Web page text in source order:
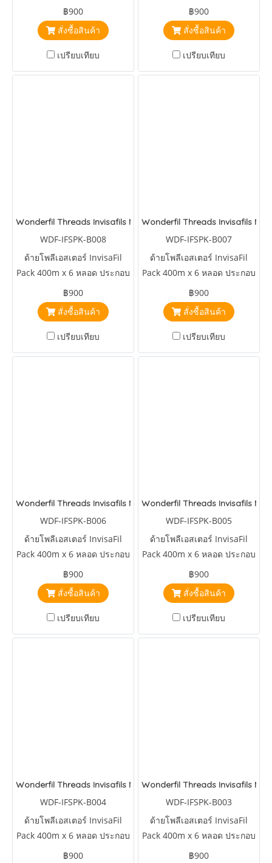
ด้วยสี
฿900
สั่งซื้อสินค้า
เปรียบเทียบ
ด้วยสี
฿900
สั่งซื้อสินค้า
เปรียบเทียบ
Wonderfil Threads Invisafils Mini Pack Deepest Delectable
WDF-IFSPK-B008
ด้ายโพลีเอสเตอร์ InvisaFil
Pack 400m x 6 หลอด ประกอบ
ด้วยสี
฿900
สั่งซื้อสินค้า
เปรียบเทียบ
Wonderfil Threads Invisafils
WDF-IFSPK-B007
ด้ายโพลีเอสเตอร์ InvisaFil
Pack 400m x 6 หลอด ประกอบ
ด้วยสี
฿900
สั่งซื้อสินค้า
เปรียบเทียบ
Wonderfil Threads Invisafils Mini Pack Lucious and Lovely
WDF-IFSPK-B006
ด้ายโพลีเอสเตอร์ InvisaFil
Pack 400m x 6 หลอด ประกอบ
ด้วยสี
฿900
สั่งซื้อสินค้า
เปรียบเทียบ
Wonderfil Threads Invisafils
WDF-IFSPK-B005
ด้ายโพลีเอสเตอร์ InvisaFil
Pack 400m x 6 หลอด ประกอบ
ด้วยสี
฿900
สั่งซื้อสินค้า
เปรียบเทียบ
Wonderfil Threads Invisafils Mini Pack Canadian Rockets
WDF-IFSPK-B004
ด้ายโพลีเอสเตอร์ InvisaFil
Pack 400m x 6 หลอด ประกอบ
ด้วยสี
฿900
Wonderfil Threads Invisafils
WDF-IFSPK-B003
ด้ายโพลีเอสเตอร์ InvisaFil
Pack 400m x 6 หลอด ประกอบ
ด้วยสี
฿900